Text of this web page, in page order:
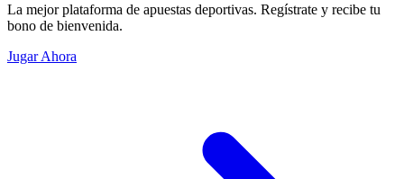
La mejor plataforma de apuestas deportivas. Regístrate y recibe tu
bono de bienvenida.
Jugar Ahora